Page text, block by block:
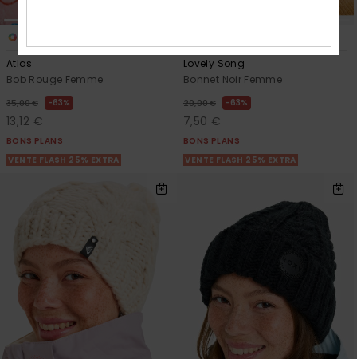
Atlas
Bob Rouge Femme
35,00 € 63%
13,12 €
BONS PLANS
VENTE FLASH 25% EXTRA
Lovely Song
Bonnet Noir Femme
20,00 € 63%
7,50 €
BONS PLANS
VENTE FLASH 25% EXTRA